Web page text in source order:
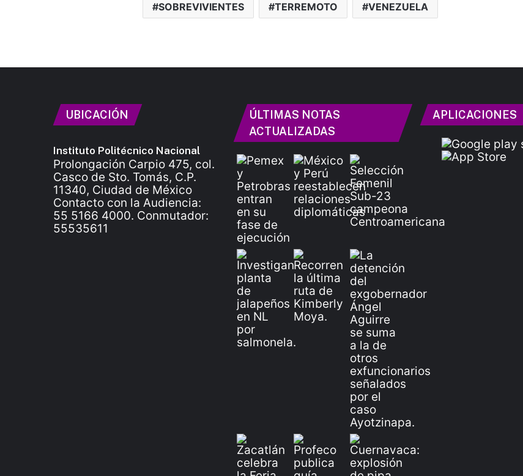
SOBREVIVIENTES TERREMOTO VENEZUELA
UBICACIÓN
Instituto Politécnico Nacional
Prolongación Carpio 475, col.
Casco de Sto. Tomás, C.P.
11340, Ciudad de México
Contacto con la Audiencia:
55 5166 4000. Conmutador:
55535611
ÚLTIMAS NOTAS
ACTUALIZADAS
APLICACIONES